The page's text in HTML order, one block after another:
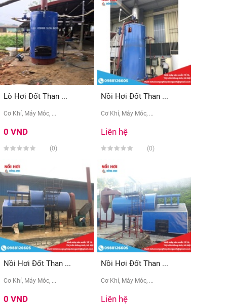
Lò Hơi Đốt Than ...
Cơ Khí, Máy Móc, ...
0 VND
(0)
Nồi Hơi Đốt Than ...
Cơ Khí, Máy Móc, ...
Liên hệ
(0)
Nồi Hơi Đốt Than ...
Cơ Khí, Máy Móc, ...
0 VND
Nồi Hơi Đốt Than ...
Cơ Khí, Máy Móc, ...
Liên hệ